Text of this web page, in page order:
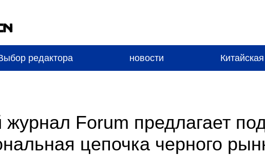
редактора новости
журнал Forum предлагает
цепочка черного